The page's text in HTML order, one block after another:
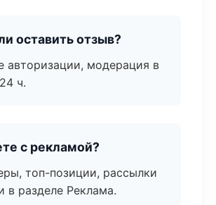
оставить отзыв?
авторизации, модерация в
ч.
с рекламой?
топ-позиции, рассылки
в разделе Реклама.